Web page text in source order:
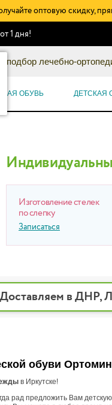
оптовую скидку,
1 дня!
подбор лечебно-
ОБУВЬ ДЕТСКАЯ
Изготовление стелек
по слепку
Записаться
Доставляем в ДНР,
обуви
в Иркутске!
рад предложить Вам